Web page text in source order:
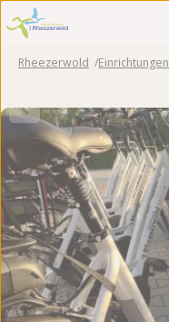
Rheezerwold Einrichtungen